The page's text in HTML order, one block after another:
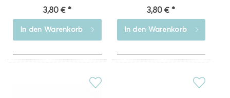
3,80 € *
In den Warenkorb
3,80 € *
In den Warenkorb